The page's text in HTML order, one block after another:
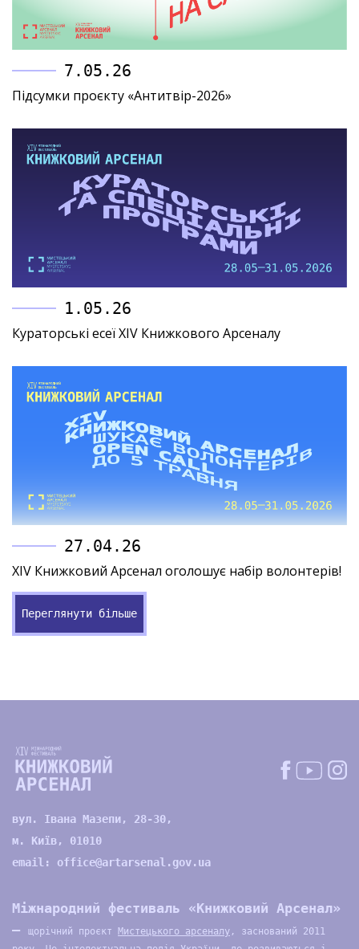
7.05.26
Підсумки проєкту «Антитвір-2026»
1.05.26
Кураторські есеї XIV Книжкового Арсеналу
27.04.26
XIV Книжковий Арсенал оголошує набір волонтерів!
Переглянути більше
вул. Івана Мазепи, 28-30,
м. Київ, 01010
email: office@artarsenal.gov.ua
Міжнародний фестиваль «Книжковий Арсенал»
—
щорічний проєкт Мистецького арсеналу , заснований 2011